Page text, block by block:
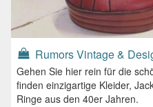
Rumors Vintage &
Gehen Sie hier rein für die
finden einzigartige Kleider,
Ringe aus den 40er Jahren.